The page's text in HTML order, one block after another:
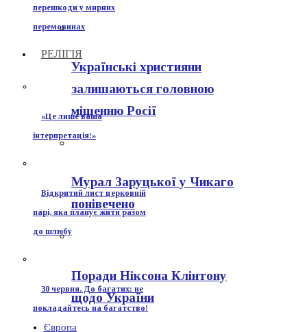
перешкоди у мирних
перемовинах
РЕЛІГІЯ
«Це лише ваша
інтерпретація!»
Відкритий лист церковній
парі, яка планує жити разом
до шлюбу
30 червня. До багатих: не
покладайтесь на багатство!
Українські християни
залишаються головною
мішенню Росії
Мурал Заруцької у Чикаго
понівечено
Поради Ніксона Клінтону
щодо України
Європа